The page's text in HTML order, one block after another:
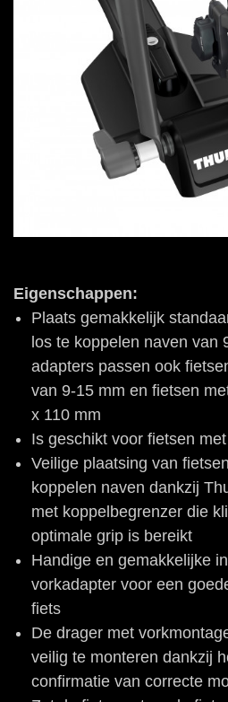
Eigenschappen:
Plaats gemakkelijk
los te koppelen naven van
adapters passen ook
van 9-15 mm en fietsen
x 110 mm
Is geschikt voor fietsen
Veilige plaatsing van
koppelen naven dankzij
met koppelbegrenzer die
optimale grip is bereikt
Handige en gemakkelijke
vorkadapter voor een
fiets
De drager met
veilig te monteren dankzij
confirmatie van correcte